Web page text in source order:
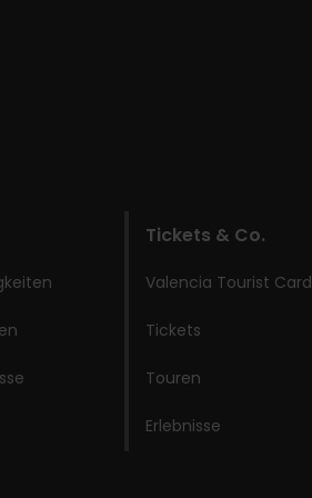
Tickets & Co.
Valencia Tourist Card
Tickets
Touren
Erlebnisse